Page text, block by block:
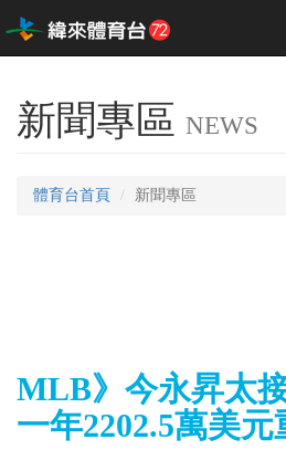
新聞專區 NEWS
體育台首頁 新聞專區
MLB》今永昇太
一年2202.5萬美